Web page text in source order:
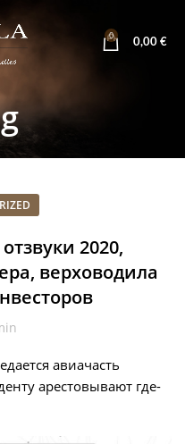
0
0,00 €
2020,
верховодила
авиачасть
арестовывают где-